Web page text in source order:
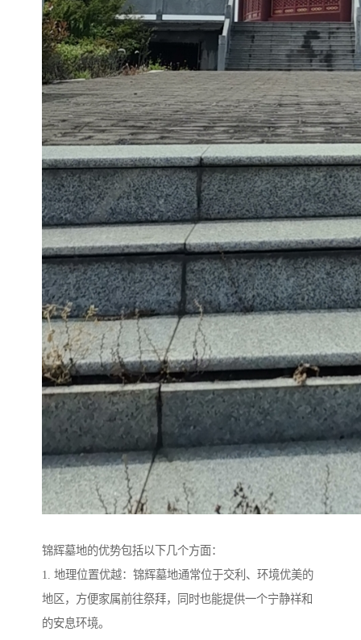
锦辉墓地的优势包括以下几个方面：
1. 地理位置优越：锦辉墓地通常位于交利、环境优美的
地区，方便家属前往祭拜，同时也能提供一个宁静祥和
的安息环境。